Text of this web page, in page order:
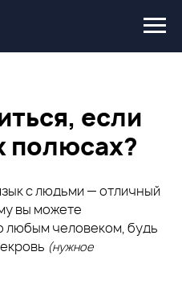
если
полюсах?
с людьми — отличный
вы можете
любым человеком, будь
(нужное